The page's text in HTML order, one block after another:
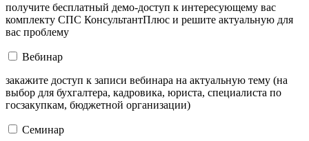
получите бесплатный демо-доступ к интересующему вас
комплекту СПС КонсультантПлюс и решите актуальную для
вас проблему
Вебинар
закажите доступ к записи вебинара на актуальную тему (на
выбор для бухгалтера, кадровика, юриста, специалиста по
госзакупкам, бюджетной организации)
Семинар